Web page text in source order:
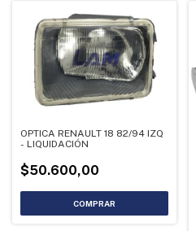
OPTICA RENAULT 18 82/94 IZQ
- LIQUIDACIÓN
$50.600,00